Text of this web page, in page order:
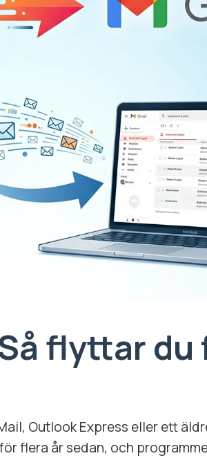
flyttar
Outlook Express eller ett
flera år sedan, och